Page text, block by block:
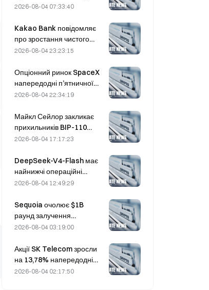
на 5% завдяки купівлям
2026-08-04 07:33:40
Kakao Bank повідомляє
про зростання чистого
прибутку у II кварталі на
півріччя досяг рекордного
рівня
2026-08-04 23:23:15
Опціонний ринок SpaceX
напередодні п’ятничної
експірації фіксує $20M у
опціонів зі страйком $330.
2026-08-04 22:34:19
Майкл Сейлор закликає
прихильників BIP-110
«відступити», оскільки
зупинилася на рівні 2,70%
2026-08-04 17:17:23
DeepSeek-V4-Flash має
найнижчі операційні
витрати серед провідних
бенчмарках
2026-08-04 12:49:29
Sequoia очолює $1B
раунд залучення
акціонерного капіталу
Atomics 3 серпня
2026-08-04 03:19:00
Акції SK Telecom зросли
на 13,78% напередодні
другого раунду
2026-08-04 02:17:50